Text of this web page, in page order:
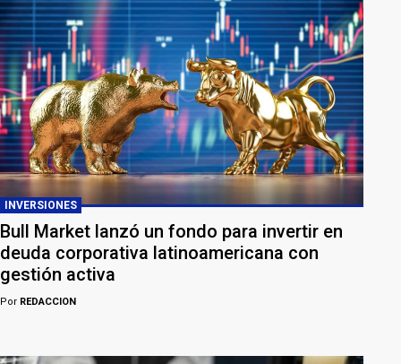
INVERSIONES
Bull Market lanzó un fondo para invertir en
deuda corporativa latinoamericana con
gestión activa
Por REDACCION